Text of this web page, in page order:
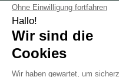
Sitemap
Unser Kräuterladen
Lieferung